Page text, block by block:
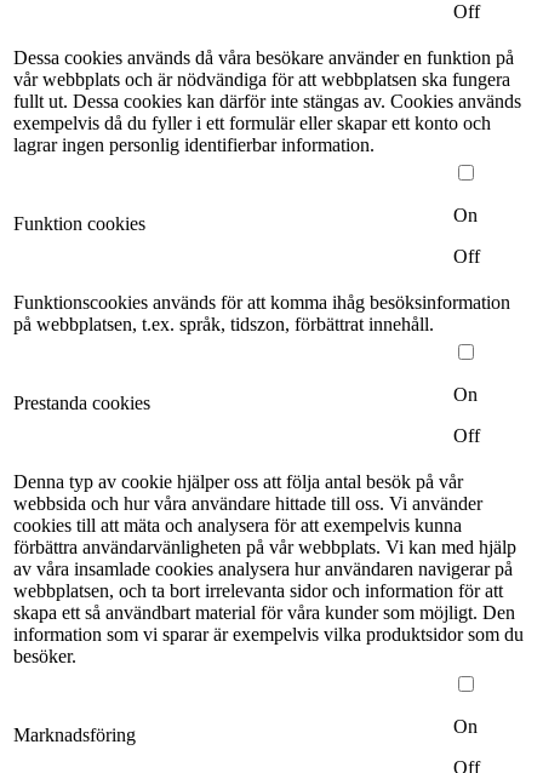
Off
Dessa cookies används då våra besökare använder en funktion på
vår webbplats och är nödvändiga för att webbplatsen ska fungera
fullt ut. Dessa cookies kan därför inte stängas av. Cookies används
exempelvis då du fyller i ett formulär eller skapar ett konto och
lagrar ingen personlig identifierbar information.
Funktion cookies
On
Off
Funktionscookies används för att komma ihåg besöksinformation
på webbplatsen, t.ex. språk, tidszon, förbättrat innehåll.
Prestanda cookies
On
Off
Denna typ av cookie hjälper oss att följa antal besök på vår
webbsida och hur våra användare hittade till oss. Vi använder
cookies till att mäta och analysera för att exempelvis kunna
förbättra användarvänligheten på vår webbplats. Vi kan med hjälp
av våra insamlade cookies analysera hur användaren navigerar på
webbplatsen, och ta bort irrelevanta sidor och information för att
skapa ett så användbart material för våra kunder som möjligt. Den
information som vi sparar är exempelvis vilka produktsidor som du
besöker.
Marknadsföring
On
Off